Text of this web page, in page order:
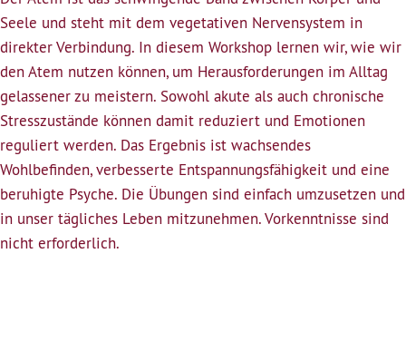
Atem
–
Mittel
zur
Selbstregulation
Seele und steht mit dem vegetativen Nervensystem in
direkter Verbindung. In diesem Workshop lernen wir, wie wir
den Atem nutzen können, um Herausforderungen im Alltag
gelassener zu meistern. Sowohl akute als auch chronische
Stresszustände können damit reduziert und Emotionen
reguliert werden. Das Ergebnis ist wachsendes
Wohlbefinden, verbesserte Entspannungsfähigkeit und eine
beruhigte Psyche. Die Übungen sind einfach umzusetzen und
in unser tägliches Leben mitzunehmen. Vorkenntnisse sind
nicht erforderlich.